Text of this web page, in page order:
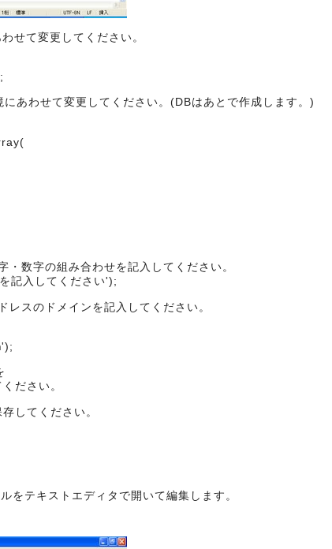
せて変更してください。
あわせて変更してください。(DBはあとで作成します。)
数字の組み合わせを記入してください。
記入してください');
スのドメインを記入してください。
');
ださい。
してください。
をテキストエディタで開いて編集します。